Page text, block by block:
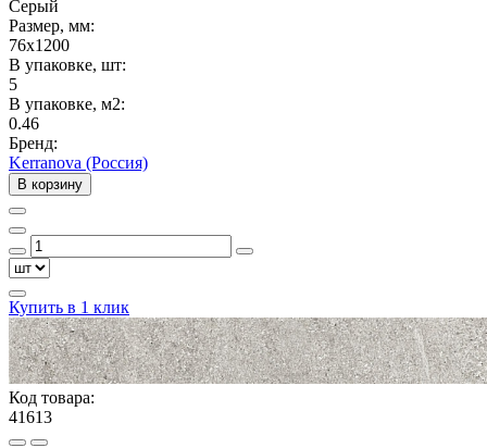
Серый
Размер, мм:
76x1200
В упаковке, шт:
5
В упаковке, м2:
0.46
Бренд:
Kerranova (Россия)
В корзину
Купить в 1 клик
Код товара:
41613